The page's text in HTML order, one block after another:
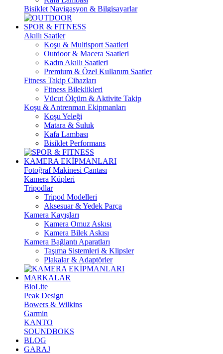
Bisiklet Navigasyon & Bilgisayarlar
SPOR & FITNESS
Akıllı Saatler
Koşu & Multisport Saatleri
Outdoor & Macera Saatleri
Kadın Akıllı Saatleri
Premium & Özel Kullanım Saatler
Fitness Takip Cihazları
Fitness Bileklikleri
Vücut Ölçüm & Aktivite Takip
Koşu & Antrenman Ekipmanları
Koşu Yeleği
Matara & Suluk
Kafa Lambası
Bisiklet Performans
KAMERA EKİPMANLARI
Fotoğraf Makinesi Çantası
Kamera Küpleri
Tripodlar
Tripod Modelleri
Aksesuar & Yedek Parça
Kamera Kayışları
Kamera Omuz Askısı
Kamera Bilek Askısı
Kamera Bağlantı Aparatları
Taşıma Sistemleri & Klipsler
Plakalar & Adaptörler
MARKALAR
BioLite
Peak Design
Bowers & Wilkins
Garmin
KANTO
SOUNDBOKS
BLOG
GARAJ